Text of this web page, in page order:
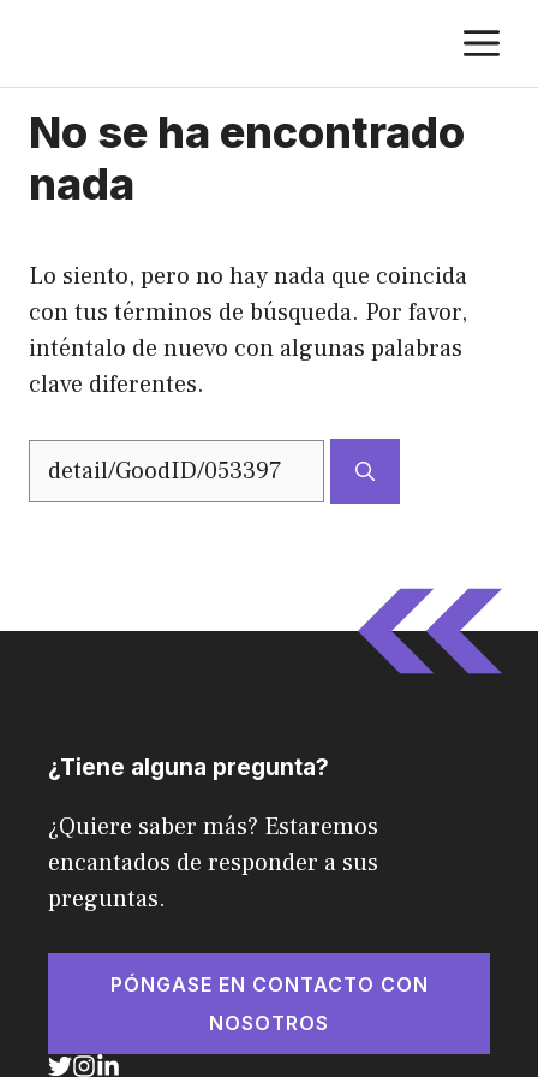
contenido
No se ha encontrado
nada
Lo siento, pero no hay nada que coincida
con tus términos de búsqueda. Por favor,
inténtalo de nuevo con algunas palabras
clave diferentes.
Buscar:
¿Tiene alguna pregunta?
¿Quiere saber más? Estaremos
encantados de responder a sus
preguntas.
PÓNGASE EN CONTACTO CON
NOSOTROS